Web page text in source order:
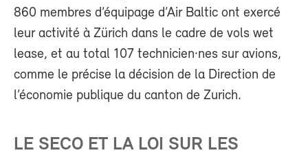
860 membres d’équipage d’Air Baltic ont exercé
leur activité à Zürich dans le cadre de vols wet
lease, et au total 107 technicien·nes sur avions,
comme le précise la décision de la Direction de
l’économie publique du canton de Zurich.
LE SECO ET LA LOI SUR LES